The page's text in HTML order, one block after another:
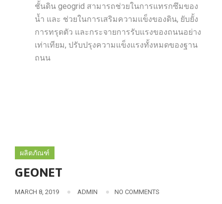
ชั้นดิน geogrid สามารถช่วยในการแทรกซึมของ
น้ำ และ ช่วยในการเสริมความแข็งของดิน, ยับยั้ง
การทรุดตัว และกระจายการรับแรงของถนนอย่าง
เท่าเทียม, ปรับปรุงความแข็งแรงทั้งหมดของฐาน
ถนน
ผลิตภัณฑ์
GEONET
MARCH 8, 2019 ADMIN NO COMMENTS